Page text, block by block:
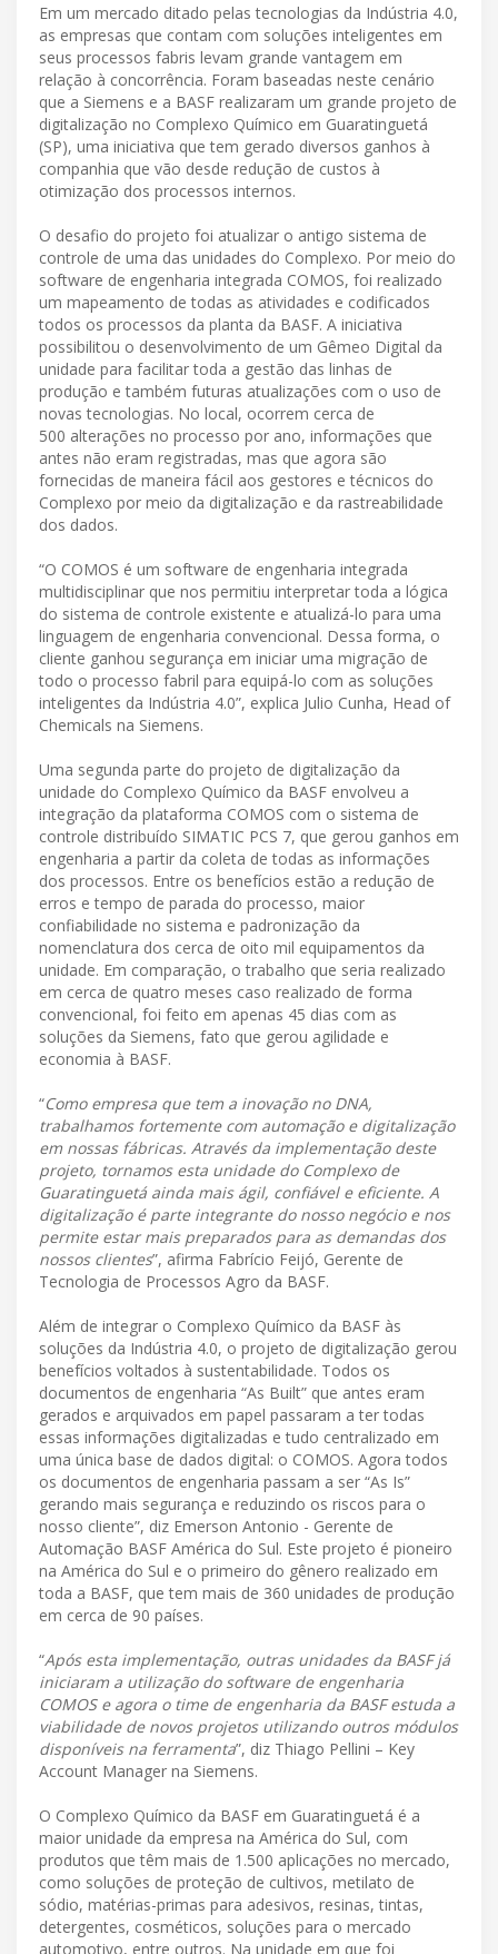
Em um mercado ditado pelas tecnologias da Indústria 4.0,
as empresas que contam com soluções inteligentes em
seus processos fabris levam grande vantagem em
relação à concorrência. Foram baseadas neste cenário
que a Siemens e a BASF realizaram um grande projeto de
digitalização no Complexo Químico em Guaratinguetá
(SP), uma iniciativa que tem gerado diversos ganhos à
companhia que vão desde redução de custos à
otimização dos processos internos.
O desafio do projeto foi atualizar o antigo sistema de
controle de uma das unidades do Complexo. Por meio do
software de engenharia integrada COMOS, foi realizado
um mapeamento de todas as atividades e codificados
todos os processos da planta da BASF. A iniciativa
possibilitou o desenvolvimento de um Gêmeo Digital da
unidade para facilitar toda a gestão das linhas de
produção e também futuras atualizações com o uso de
novas tecnologias. No local, ocorrem cerca de
500 alterações no processo por ano, informações que
antes não eram registradas, mas que agora são
fornecidas de maneira fácil aos gestores e técnicos do
Complexo por meio da digitalização e da rastreabilidade
dos dados.
“O COMOS é um software de engenharia integrada
multidisciplinar que nos permitiu interpretar toda a lógica
do sistema de controle existente e atualizá-lo para uma
linguagem de engenharia convencional. Dessa forma, o
cliente ganhou segurança em iniciar uma migração de
todo o processo fabril para equipá-lo com as soluções
inteligentes da Indústria 4.0”, explica Julio Cunha, Head of
Chemicals na Siemens.
Uma segunda parte do projeto de digitalização da
unidade do Complexo Químico da BASF envolveu a
integração da plataforma COMOS com o sistema de
controle distribuído SIMATIC PCS 7, que gerou ganhos em
engenharia a partir da coleta de todas as informações
dos processos. Entre os benefícios estão a redução de
erros e tempo de parada do processo, maior
confiabilidade no sistema e padronização da
nomenclatura dos cerca de oito mil equipamentos da
unidade. Em comparação, o trabalho que seria realizado
em cerca de quatro meses caso realizado de forma
convencional, foi feito em apenas 45 dias com as
soluções da Siemens, fato que gerou agilidade e
economia à BASF.
“Como empresa que tem a inovação no DNA,
trabalhamos fortemente com automação e digitalização
em nossas fábricas. Através da implementação deste
projeto, tornamos esta unidade do Complexo de
Guaratinguetá ainda mais ágil, confiável e eficiente. A
digitalização é parte integrante do nosso negócio e nos
permite estar mais preparados para as demandas dos
nossos clientes”, afirma Fabrício Feijó, Gerente de
Tecnologia de Processos Agro da BASF.
Além de integrar o Complexo Químico da BASF às
soluções da Indústria 4.0, o projeto de digitalização gerou
benefícios voltados à sustentabilidade. Todos os
documentos de engenharia “As Built” que antes eram
gerados e arquivados em papel passaram a ter todas
essas informações digitalizadas e tudo centralizado em
uma única base de dados digital: o COMOS. Agora todos
os documentos de engenharia passam a ser “As Is”
gerando mais segurança e reduzindo os riscos para o
nosso cliente”, diz Emerson Antonio - Gerente de
Automação BASF América do Sul. Este projeto é pioneiro
na América do Sul e o primeiro do gênero realizado em
toda a BASF, que tem mais de 360 unidades de produção
em cerca de 90 países.
“Após esta implementação, outras unidades da BASF já
iniciaram a utilização do software de engenharia
COMOS e agora o time de engenharia da BASF estuda a
viabilidade de novos projetos utilizando outros módulos
disponíveis na ferramenta”, diz Thiago Pellini – Key
Account Manager na Siemens.
O Complexo Químico da BASF em Guaratinguetá é a
maior unidade da empresa na América do Sul, com
produtos que têm mais de 1.500 aplicações no mercado,
como soluções de proteção de cultivos, metilato de
sódio, matérias-primas para adesivos, resinas, tintas,
detergentes, cosméticos, soluções para o mercado
automotivo, entre outros. Na unidade em que foi